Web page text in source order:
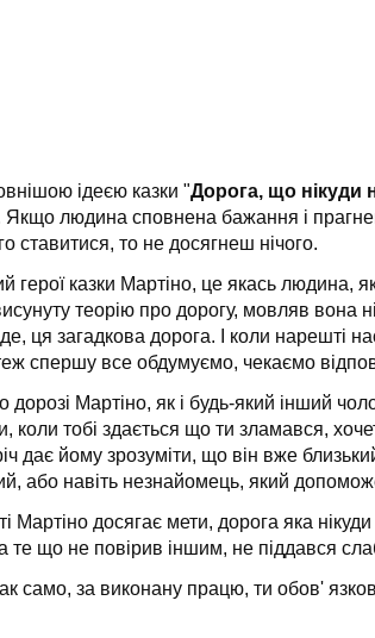
ідеєю казки "Дорога, що нікуди
Якщо людина сповнена бажання і
ставитися, то не досягнеш нічого.
герої казки Мартіно, це якась людина,
теорію про дорогу, мовляв вона
ця загадкова дорога. І коли нарешті
спершу все обдумуємо, чекаємо
дорозі Мартіно, як і будь-який інший
коли тобі здається що ти зламався,
дає йому зрозуміти, що він вже
або навіть незнайомець, який
Мартіно досягає мети, дорога яка
те що не повірив іншим, не піддався
так само, за виконану працю, ти обов'